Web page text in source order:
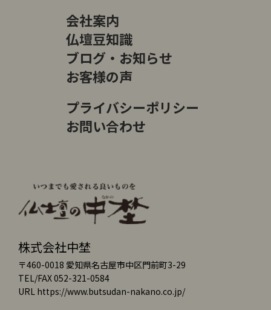
株式会社中埜
〒460-0018 愛知県名古屋市中区門前町3-29
TEL/FAX 052-321-0584
URL https://www.butsudan-nakano.co.jp/
会社案内
仏壇豆知識
ブログ・お知らせ
お客様の声
プライバシーポリシー
お問い合わせ